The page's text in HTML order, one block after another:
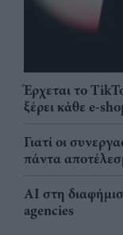
Έρχεται το
ξέρει κάθε e-
Γιατί οι
πάντα
AI στη
agencies